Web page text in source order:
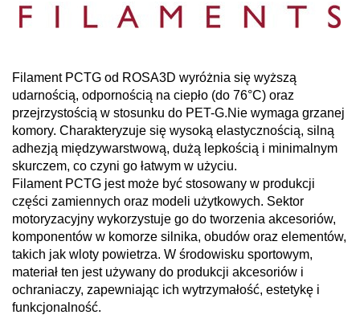
Filament PCTG od ROSA3D wyróżnia się wyższą
udarnością, odpornością na ciepło (do 76°C) oraz
przejrzystością w stosunku do PET-G.Nie wymaga grzanej
komory. Charakteryzuje się wysoką elastycznością, silną
adhezją międzywarstwową, dużą lepkością i minimalnym
skurczem, co czyni go łatwym w użyciu.
Filament PCTG jest może być stosowany w produkcji
części zamiennych oraz modeli użytkowych. Sektor
motoryzacyjny wykorzystuje go do tworzenia akcesoriów,
komponentów w komorze silnika, obudów oraz elementów,
takich jak wloty powietrza. W środowisku sportowym,
materiał ten jest używany do produkcji akcesoriów i
ochraniaczy, zapewniając ich wytrzymałość, estetykę i
funkcjonalność.